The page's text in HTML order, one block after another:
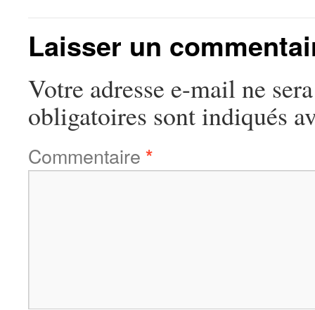
Laisser un
Votre adresse e-mail ne
obligatoires sont indiqués
Commentaire *